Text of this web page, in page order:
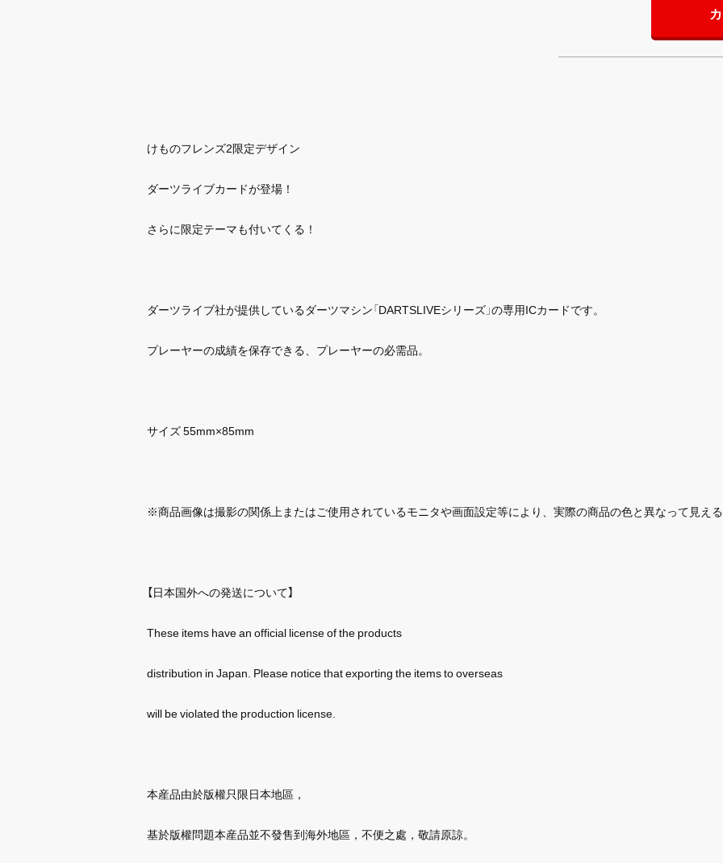
けものフレンズ2限定デザイン
ダーツライブカードが登場！
さらに限定テーマも付いてくる！
ダーツライブ社が提供しているダーツマシン「DARTSLIVEシリーズ」の専用ICカードです。
プレーヤーの成績を保存できる、プレーヤーの必需品。
サイズ 55mm×85mm
※商品画像は撮影の関係上またはご使用されているモニタや画面設定等により、実際の商品の色と異なって見え
【日本国外への発送について】
These items have an official license of the products
distribution in Japan. Please notice that exporting the items to overseas
will be violated the production license.
本産品由於版權只限日本地區，
基於版權問題本産品並不發售到海外地區，不便之處，敬請原諒。